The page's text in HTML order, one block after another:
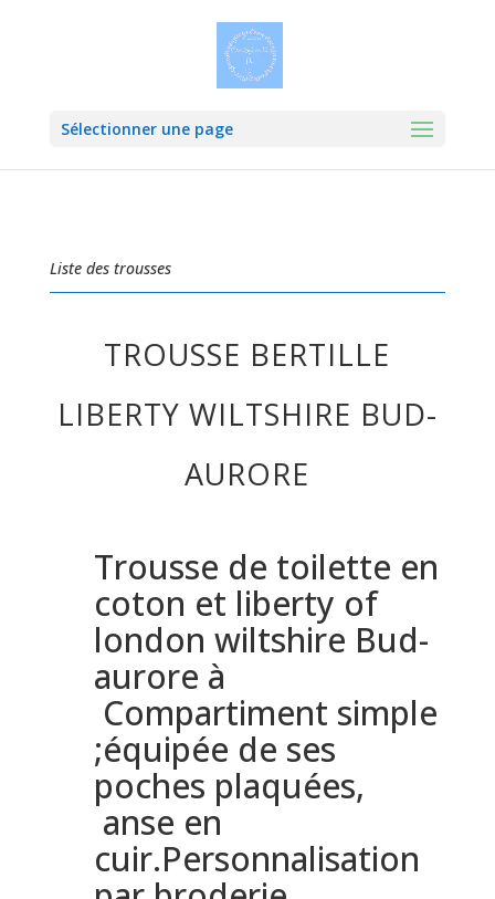
Sélectionner une page
Liste des trousses
TROUSSE BERTILLE
LIBERTY WILTSHIRE BUD-
AURORE
Trousse de toilette en
coton et liberty of
london wiltshire Bud-
aurore à
Compartiment simple
;équipée de ses
poches plaquées,
anse en
cuir.Personnalisation